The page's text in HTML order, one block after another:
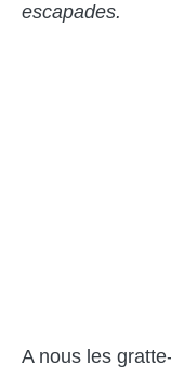
escapades.
A nous les